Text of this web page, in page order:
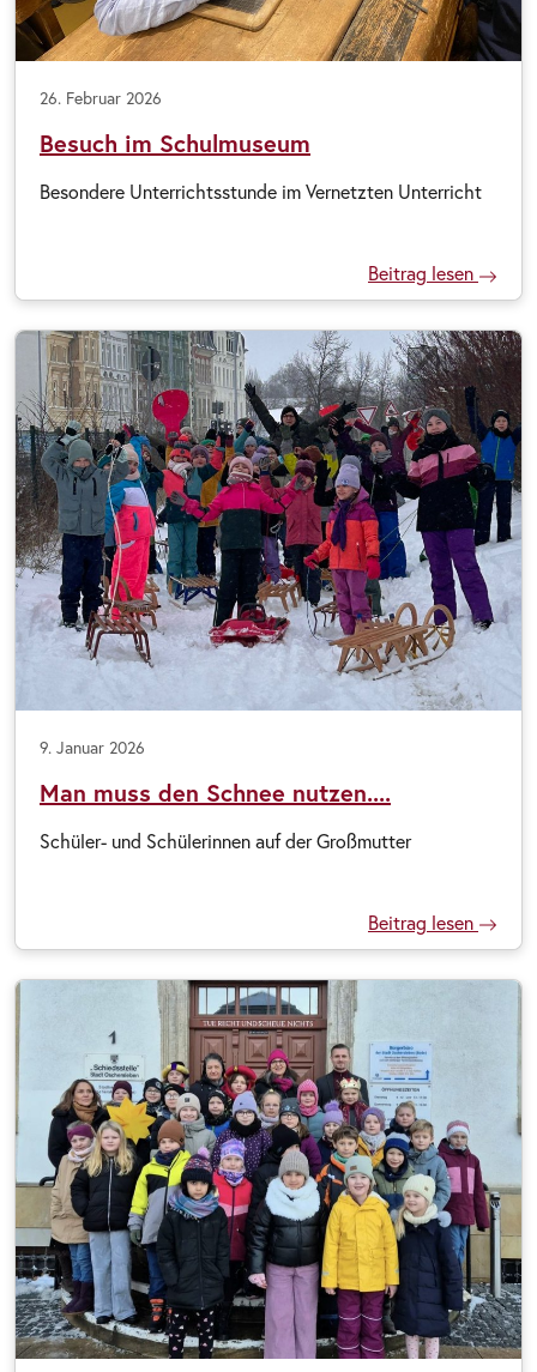
26. Februar 2026
Besuch im Schulmuseum
Besondere Unterrichtsstunde im Vernetzten Unterricht
Beitrag lesen
9. Januar 2026
Man muss den Schnee nutzen....
Schüler- und Schülerinnen auf der Großmutter
Beitrag lesen